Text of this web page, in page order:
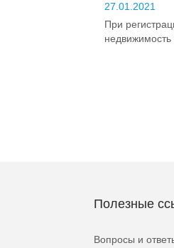
27.01.2021
При
Полезные
Вопросы и